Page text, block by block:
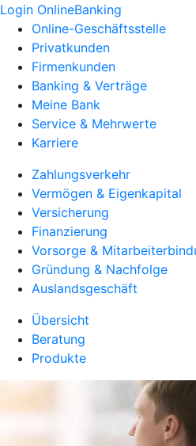
Login OnlineBanking
Online-Geschäftsstelle
Privatkunden
Firmenkunden
Banking & Verträge
Meine Bank
Service & Mehrwerte
Karriere
Zahlungsverkehr
Vermögen & Eigenkapital
Versicherung
Finanzierung
Vorsorge &
Gründung & Nachfolge
Auslandsgeschäft
Übersicht
Beratung
Produkte